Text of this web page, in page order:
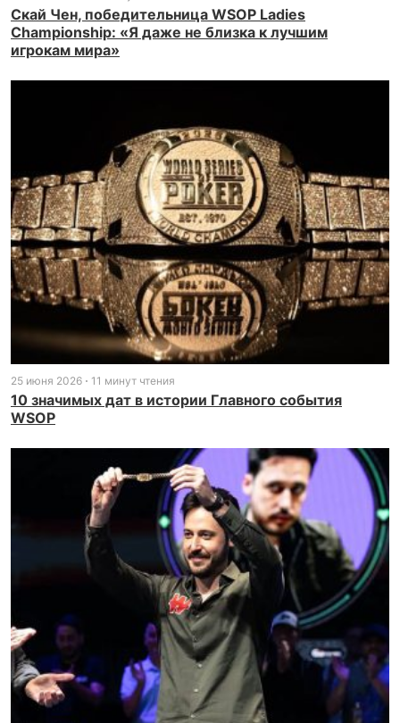
Скай Чен, победительница WSOP Ladies
Championship: «Я даже не близка к лучшим
игрокам мира»
25 июня 2026 11 минут чтения
10 значимых дат в истории Главного события
WSOP